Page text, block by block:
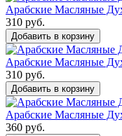
Арабские Масляные
310 руб.
Добавить в корзину
Арабские Масляные
310 руб.
Добавить в корзину
Арабские Масляные
360 руб.